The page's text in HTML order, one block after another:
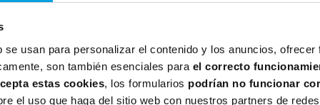
se usan para personalizar el contenido y los anuncios,
son también esenciales para el correcto
estas cookies, los formularios podrían no funcionar
el uso que haga del sitio web con nuestros partners de
realizados por expertos en gestión y
en sus empresas los diferentes conceptos ITIL
al alumno a superar el examen oficial de